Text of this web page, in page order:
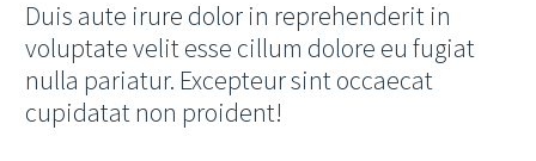
Duis aute irure dolor in reprehenderit in
voluptate velit esse cillum dolore eu fugiat
nulla pariatur. Excepteur sint occaecat
cupidatat non proident!